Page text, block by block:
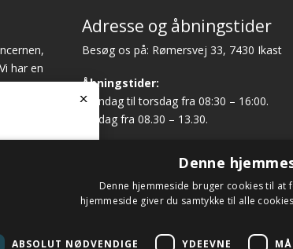
har en
i
Adresse og åbningstider
Besøg os på: Rømersvej 33, 7430 Ikast
Åbningstider:
Mandag til torsdag fra 08:30 – 16:00.
Fredag fra 08.30 – 13.30.
x
Denne
Denne hjemmeside bruger cookies til
hjemmeside giver du samtykke til alle
ABSOLUT NØDVENDIGE YDEEVNE